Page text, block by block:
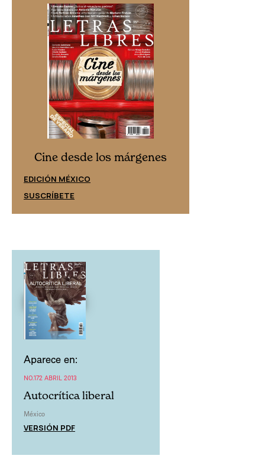
Cine desde los márgenes
EDICIÓN MÉXICO
SUSCRÍBETE
Aparece en:
NO.172 ABRIL 2013
Autocrítica liberal
México
VERSIÓN PDF